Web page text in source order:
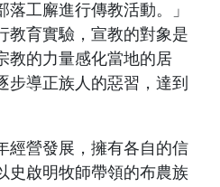
落工廨進行傳教活動。」
教育實驗，宣教的對象是
教的力量感化當地的居
步導正族人的惡習，達到
經營發展，擁有各自的信
史啟明牧師帶領的布農族